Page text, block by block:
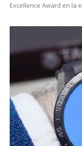
Excellence Award en la